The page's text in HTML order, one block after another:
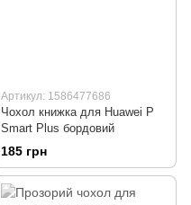
Артикул: 1586477686
Чохол книжка для Huawei P
Smart Plus бордовий
185 грн